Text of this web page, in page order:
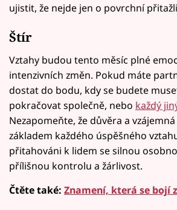
ujistit, že nejde jen o povrchní
Štír
Vztahy budou tento měsíc plné
intenzivních změn. Pokud máte
dostat do bodu, kdy se budete
pokračovat společně, nebo každý
Nezapomeňte, že důvěra a
základem každého úspěšného
přitahováni k lidem se silnou
přílišnou kontrolu a žárlivost.
Čtěte také: Znamení, která se bojí